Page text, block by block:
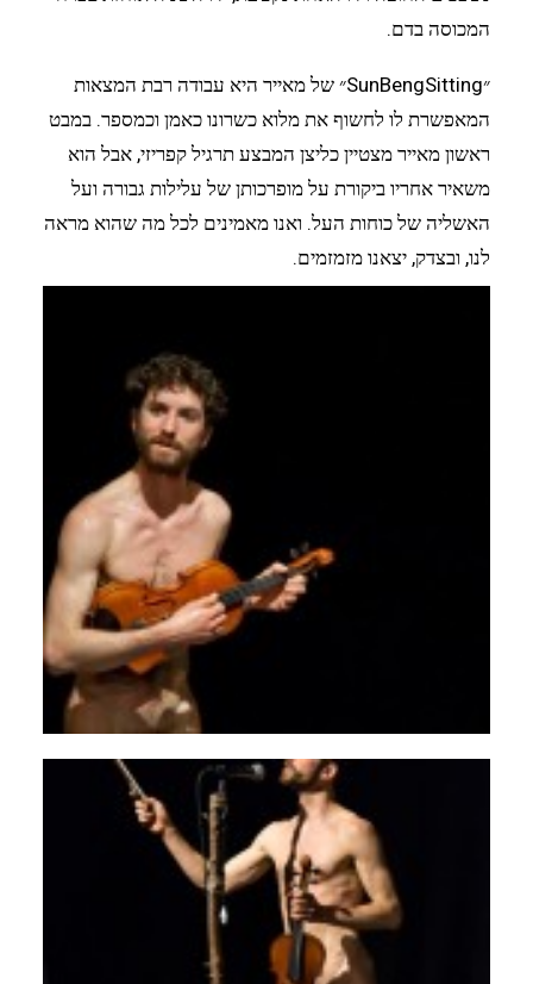
המכוסה בדם.
״SunBengSitting״ של מאייר היא עבודה רבת המצאות
המאפשרת לו לחשוף את מלוא כשרונו כאמן וכמספר. במבט
ראשון מאייר מצטיין כליצן המבצע תרגיל קפריזי, אבל הוא
משאיר אחריו ביקורת על מופרכותן של עלילות גבורה ועל
האשליה של כוחות העל. ואנו מאמינים לכל מה שהוא מראה
לנו, ובצדק, יצאנו מזמזמים.